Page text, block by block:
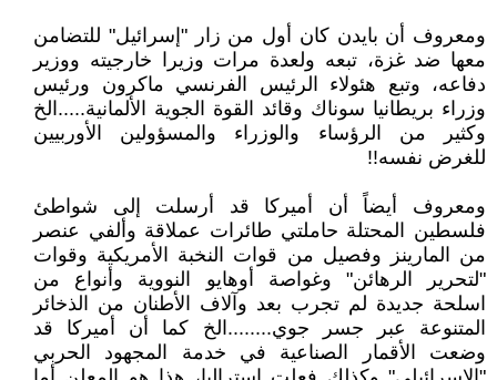
ومعروف أن بايدن كان أول من زار "إسرائيل" للتضامن
معها ضد غزة، تبعه ولعدة مرات وزيرا خارجيته ووزير
دفاعه، وتبع هئولاء الرئيس الفرنسي ماكرون ورئيس
وزراء بريطانيا سوناك وقائد القوة الجوية الألمانية.....الخ
وكثير من الرؤساء والوزراء والمسؤولين الأوربيين
للغرض نفسه!!
ومعروف أيضاً أن أميركا قد أرسلت إلى شواطئ
فلسطين المحتلة حاملتي طائرات عملاقة وألفي عنصر
من المارينز وفصيل من قوات النخبة الأمريكية وقوات
"لتحرير الرهائن" وغواصة أوهايو النووية وأنواع من
اسلحة جديدة لم تجرب بعد وآلاف الأطنان من الذخائر
المتنوعة عبر جسر جوي........الخ كما أن أميركا قد
وضعت الأقمار الصناعية في خدمة المجهود الحربي